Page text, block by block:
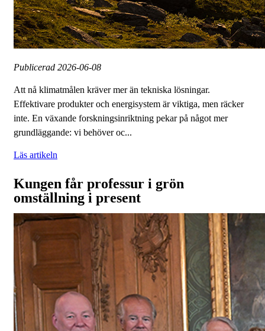
Publicerad 2026-06-08
Att nå klimatmålen kräver mer än tekniska lösningar.
Effektivare produkter och energisystem är viktiga, men räcker
inte. En växande forskningsinriktning pekar på något mer
grundläggande: vi behöver oc...
Läs artikeln
Kungen får professur i grön
omställning i present